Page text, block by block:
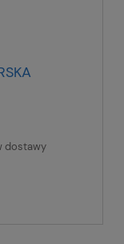
dostawy